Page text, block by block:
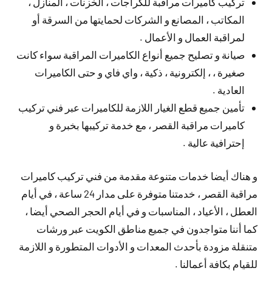
المكاتب ، المصانع و الشركات لحمايتها من السرقة أو
لمراقبة العمال و الأعمال .
صيانة و تصليح جميع أنواع الكاميرات المراقبة سواء كانت
صغيرة ، ، إلكترونية ، ذكية ، واي فاي و حتى الكاميرات
العادية .
تأمين جميع قطع الغيار اللازمة للكاميرات عبر فني تركيب
كاميرات مراقبة القصر ، مع خدمة تركيبها بخبرة و
إحترافية عالية .
و هناك أيضا خدمات متنوعة مقدمة من فني تركيب كاميرات
مراقبة القصر ، خدمتنا متوفرة على مدار 24 ساعة ، في أيام
العطل ، الأعياد ، المناسبات و في أيام الحجر الصحي أيضا ،
كما أننا متواجدون في جميع مناطق الكويت عبر ورشات
متنقلة مزودة بأحدث المعدات و الأدوات المتطورة و اللازمة
للقيام بكافة أعمالنا .